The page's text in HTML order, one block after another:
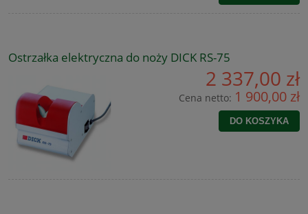
Ostrzałka elektryczna do noży DICK RS-75
2 337,00 zł
Cena netto: 1 900,00 zł
DO KOSZYKA